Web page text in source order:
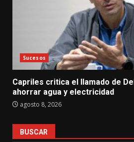
Sucesos
Capriles critica el llamado de
ahorrar agua y electricidad
agosto 8, 2026
BUSCAR